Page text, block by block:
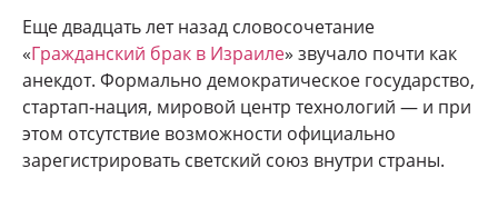
Еще двадцать лет назад словосочетание
«Гражданский брак в Израиле» звучало почти как
анекдот. Формально демократическое государство,
стартап‑нация, мировой центр технологий — и при
этом отсутствие возможности официально
зарегистрировать светский союз внутри страны.